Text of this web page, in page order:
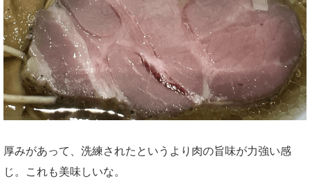
厚みがあって、洗練されたというより肉の旨味が力強い感
じ。これも美味しいな。